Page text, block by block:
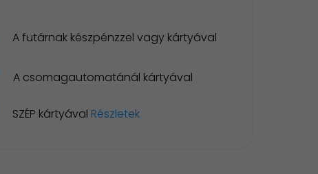
A futárnak készpénzzel vagy kártyával
A csomagautomatánál kártyával
SZÉP kártyával Részletek